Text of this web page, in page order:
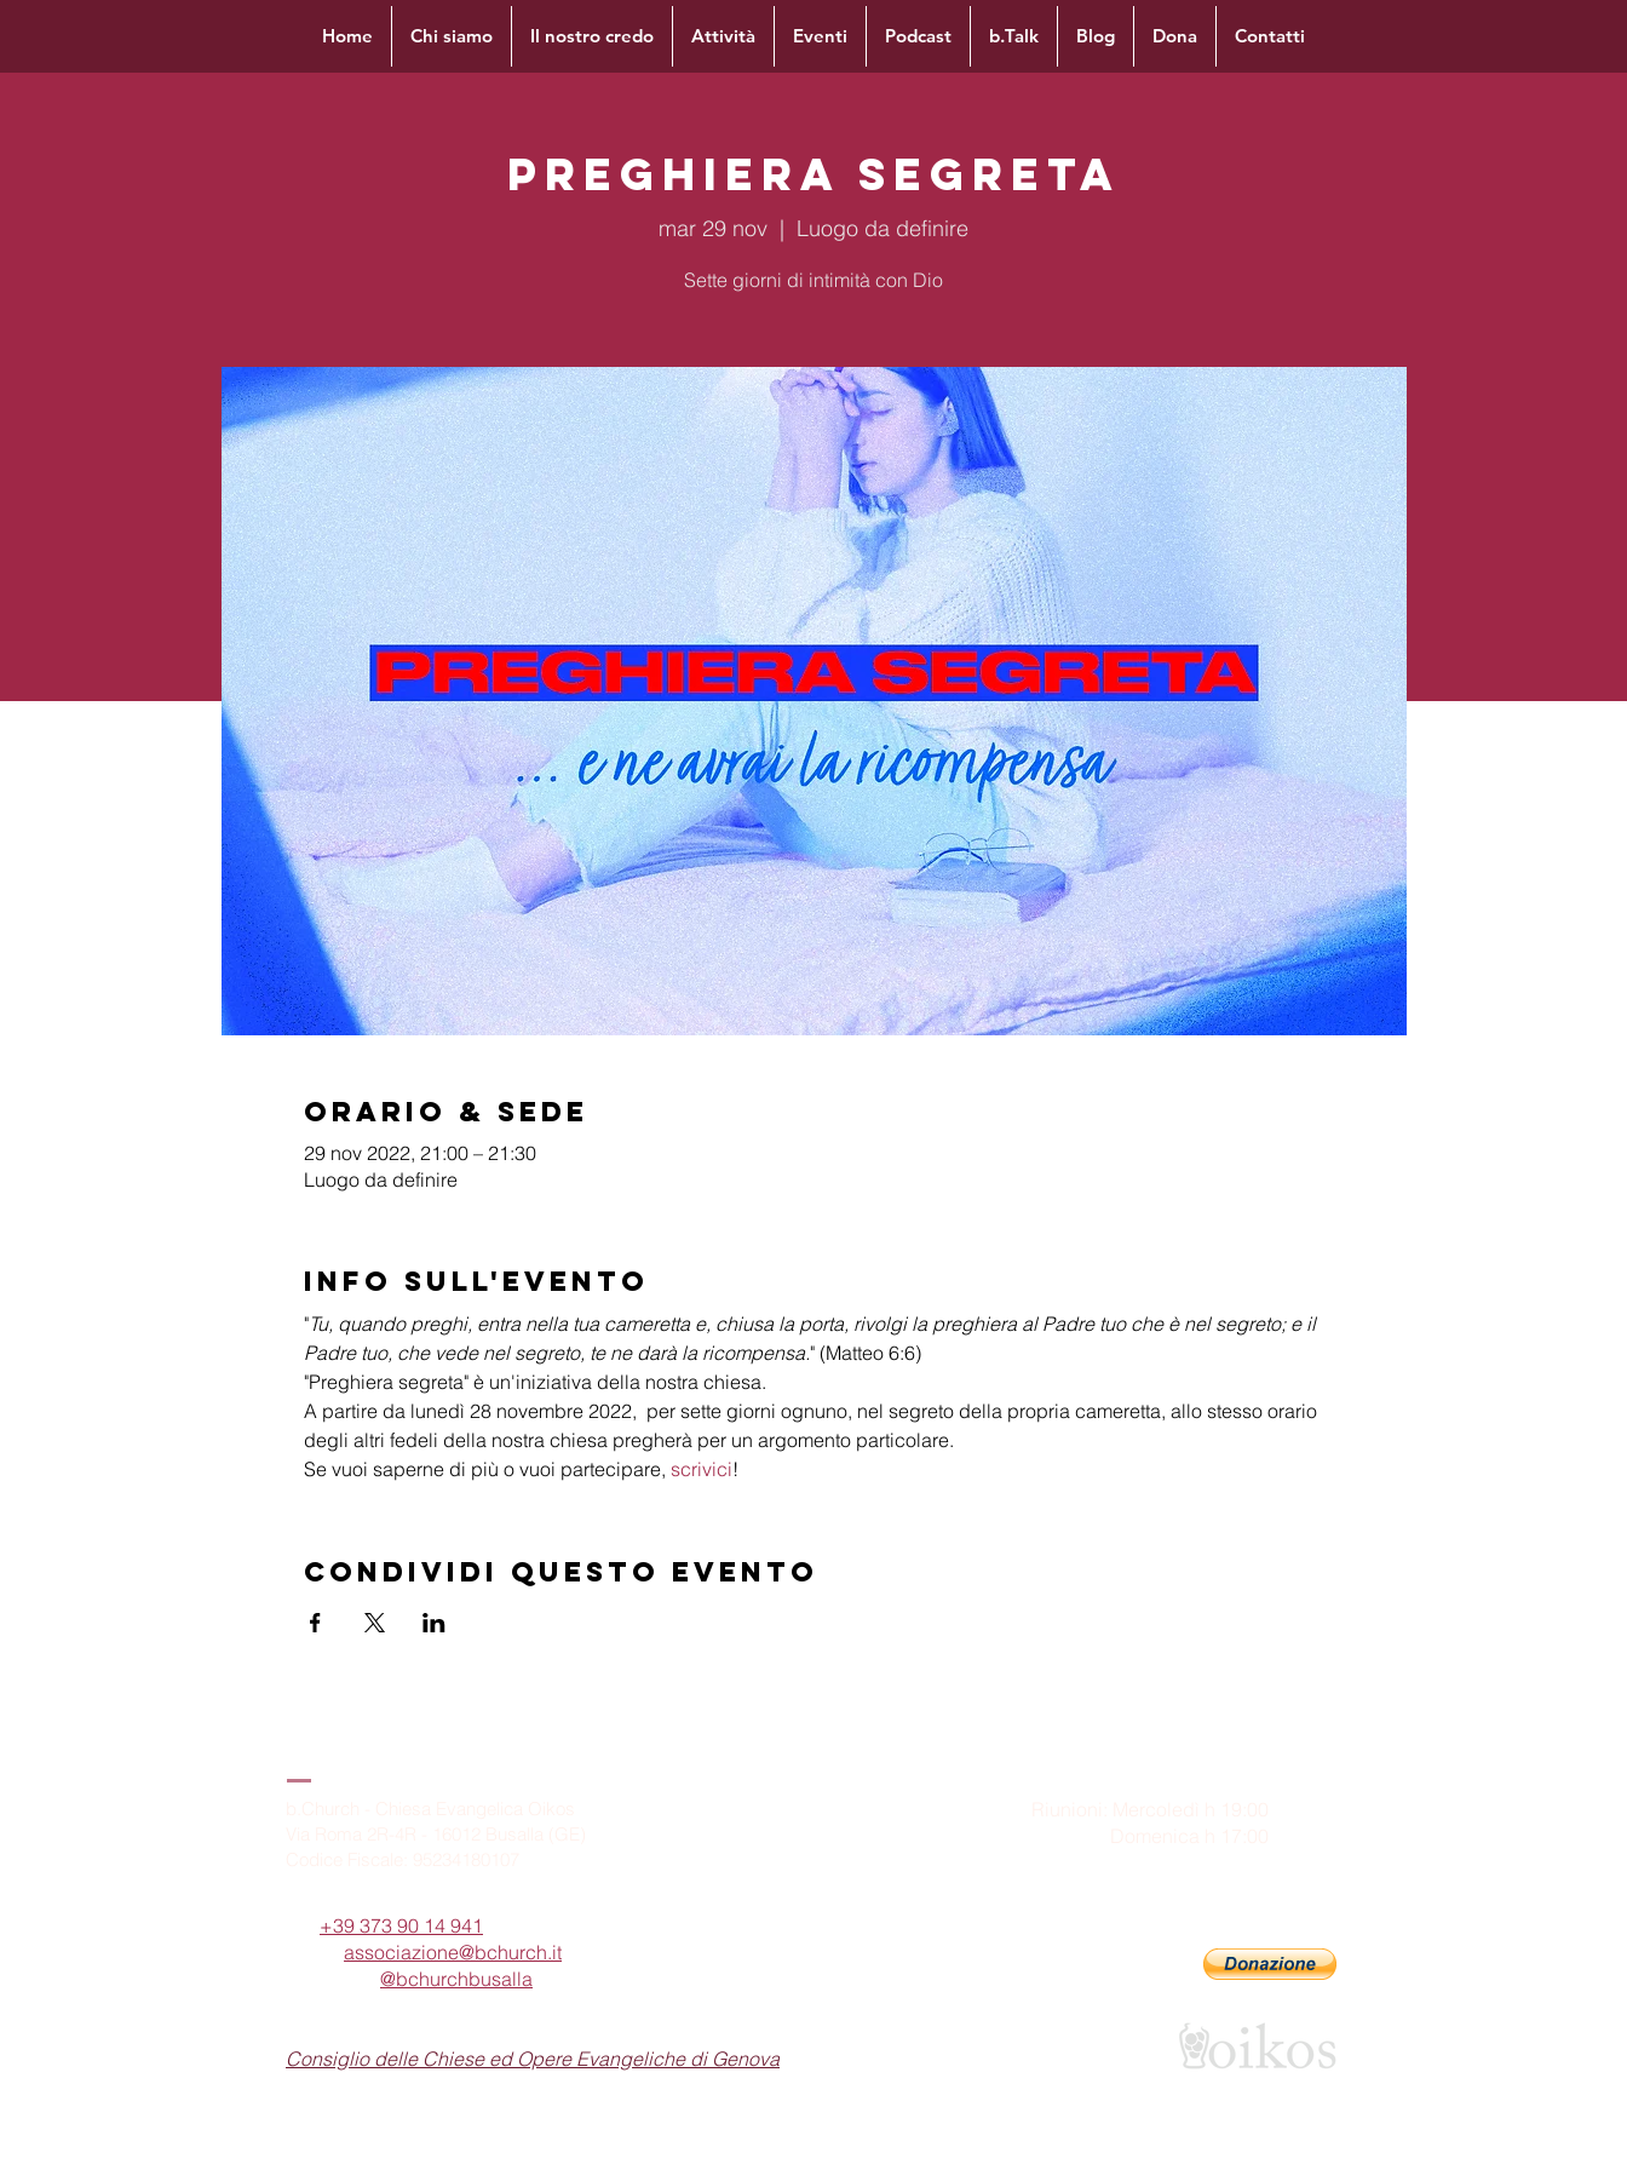
Home Chi siamo Il nostro credo Attività Eventi Podcast b.Talk Blog Dona Contatti
Preghiera segreta
mar 29 nov
  |
Luogo da definire
Sette giorni di intimità con Dio
Orario & Sede
29 nov 2022, 21:00 – 21:30
Luogo da definire
Info sull'evento
"Tu, quando preghi, entra nella tua cameretta e, chiusa la porta, rivolgi la preghiera al Padre tuo che è nel segreto; e il
Padre tuo, che vede nel segreto, te ne darà la ricompensa." (Matteo 6:6)
"Preghiera segreta" è un'iniziativa della nostra chiesa.
A partire da lunedì 28 novembre 2022,  per sette giorni ognuno, nel segreto della propria cameretta, allo stesso orario
degli altri fedeli della nostra chiesa pregherà per un argomento particolare.
Se vuoi saperne di più o vuoi partecipare, scrivici!
Condividi questo evento
+39 373 90 14 941
associazione@bchurch.it
@bchurchbusalla
Consiglio delle Chiese ed Opere Evangeliche di Genova